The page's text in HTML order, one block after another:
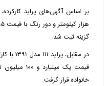
گزینه ثبت شد.
قیمت یک
خانواده قرار گرفت.